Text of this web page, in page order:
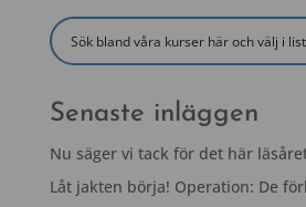
Senaste inläggen
Nu säger vi tack för det här
Låt jakten börja! Operation: De